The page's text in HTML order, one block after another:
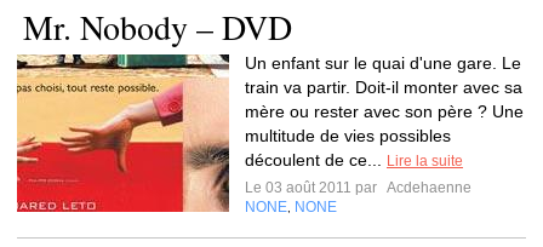
Mr. Nobody – DVD
Un enfant sur le quai d'une gare. Le
train va partir. Doit-il monter avec sa
mère ou rester avec son père ? Une
multitude de vies possibles
découlent de ce...
Lire la suite
Le 03 août 2011 par Acdehaenne
NONE NONE